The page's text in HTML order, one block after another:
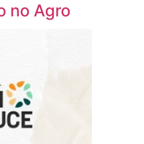
no Agro